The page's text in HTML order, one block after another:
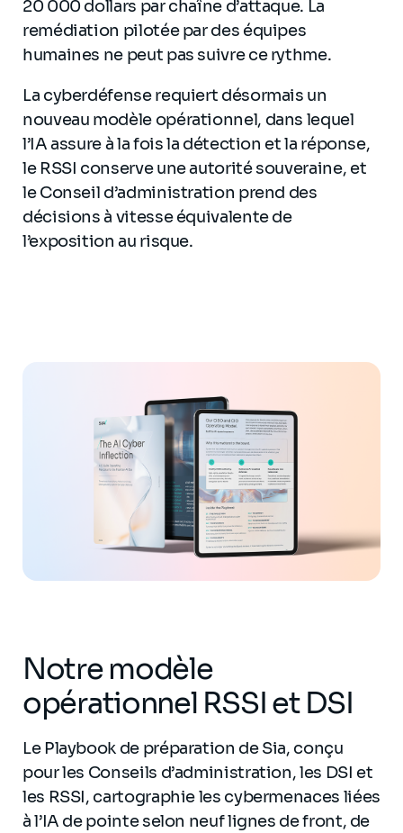
20 000 dollars par chaîne d’attaque. La
remédiation pilotée par des équipes
humaines ne peut pas suivre ce rythme.
La cyberdéfense requiert désormais un
nouveau modèle opérationnel, dans lequel
l’IA assure à la fois la détection et la réponse,
le RSSI conserve une autorité souveraine, et
le Conseil d’administration prend des
décisions à vitesse équivalente de
l’exposition au risque.
Notre modèle
opérationnel RSSI et DSI
Le Playbook de préparation de Sia, conçu
pour les Conseils d’administration, les DSI et
les RSSI, cartographie les cybermenaces liées
à l’IA de pointe selon neuf lignes de front, de